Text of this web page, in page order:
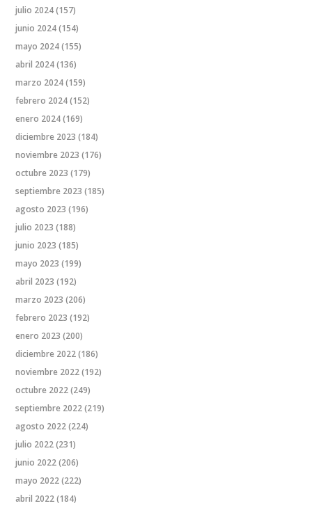
julio 2024(157)
junio 2024(154)
mayo 2024(155)
abril 2024(136)
marzo 2024(159)
febrero 2024(152)
enero 2024(169)
diciembre 2023 (184)
noviembre 2023 (176)
octubre 2023 (179)
septiembre 2023 (185)
agosto 2023 (196)
julio 2023 (188)
junio 2023 (185)
mayo 2023 (199)
abril 2023 (192)
marzo 2023 (206)
febrero 2023 (192)
enero 2023 (200)
diciembre 2022(186)
noviembre 2022(192)
octubre 2022(249)
septiembre 2022(219)
agosto 2022(224)
julio 2022(231)
junio 2022(206)
mayo 2022(222)
abril 2022(184)